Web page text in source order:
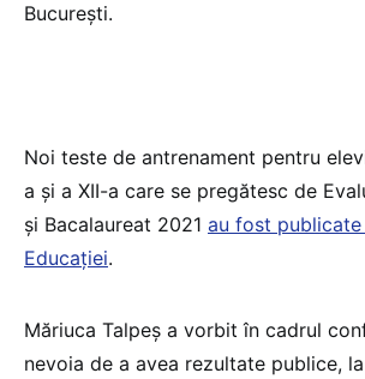
București.
Noi teste de antrenament pentru
a și a XII-a care se pregătesc de
și Bacalaureat 2021 au fost
Educației.
Măriuca Talpeș a vorbit în cadrul
nevoia de a avea rezultate publice,